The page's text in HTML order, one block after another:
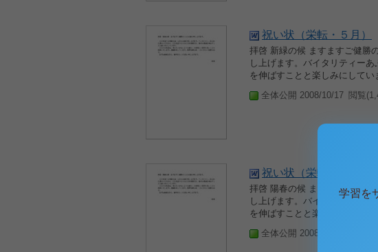
祝い状（栄転・５月）
拝啓 新緑の候 ますますご健勝
し上げます。バイタリティー
を伸ばすことと楽しみにして
全体公開 2008/10/17 閲覧
祝い状（栄転・４月）
拝啓 陽春の候 ますますご健勝
し上げます。バイタリティー
を伸ばすことと楽しみにして
全体公開 2008/10/17
学習を